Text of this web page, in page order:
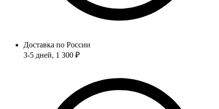
Доставка по России
3-5 дней, 1 300 ₽